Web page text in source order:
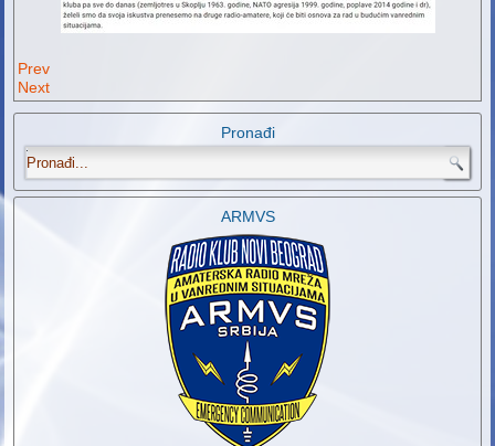
Prev
Next
Pronađi
.
ARMVS